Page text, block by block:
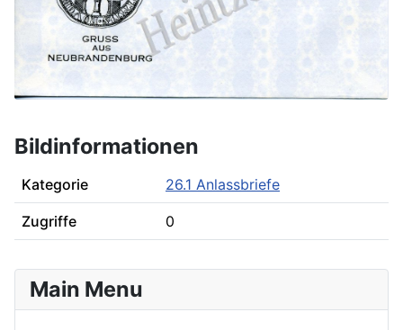
Bildinformationen
Kategorie 26.1 Anlassbriefe
Zugriffe 0
Main Menu